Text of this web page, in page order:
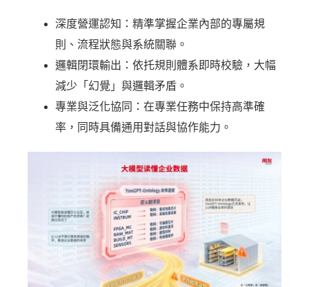
深度營運認知：精準掌握企業內部的專屬規
則、流程狀態與系統關聯。
邏輯閉環輸出：依托規則體系即時校驗，大幅
減少「幻覺」與邏輯矛盾。
專業與泛化協同：在專業任務中保持高準確
率，同時具備通用對話與協作能力。